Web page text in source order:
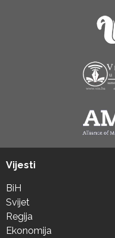
Vijesti
BiH
Svijet
Regija
Ekonomija